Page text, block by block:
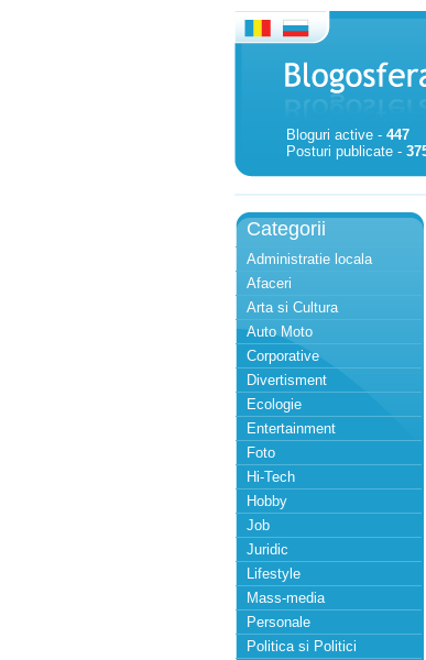
Bloguri active - 447
Posturi publicate -
Categorii
Administratie locala
Afaceri
Arta si Cultura
Auto Moto
Corporative
Divertisment
Ecologie
Entertainment
Foto
Hi-Tech
Hobby
Job
Juridic
Lifestyle
Mass-media
Personale
Politica si Politici